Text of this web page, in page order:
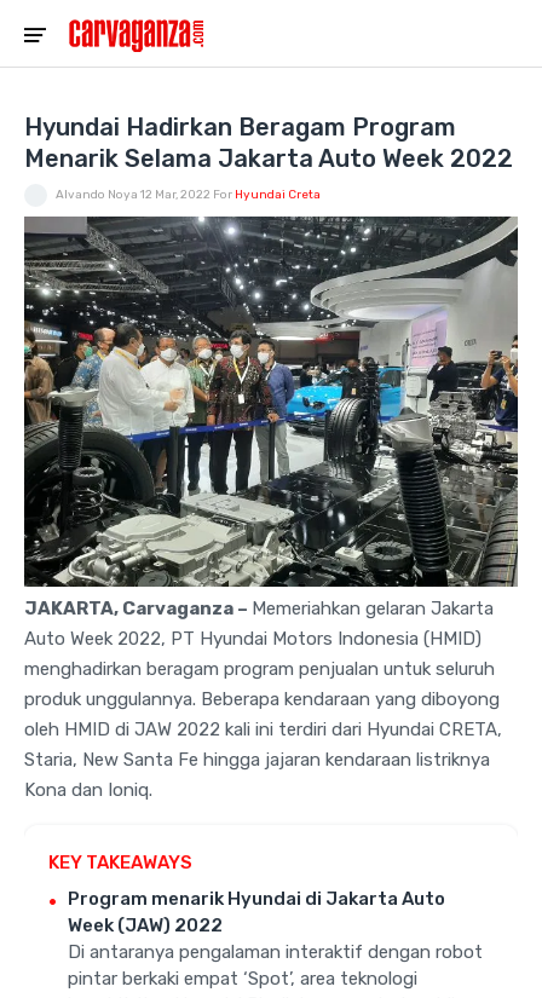
Hyundai Hadirkan Beragam Program
Menarik Selama Jakarta Auto Week 2022
Alvando Noya 12 Mar, 2022 For Hyundai Creta
JAKARTA, Carvaganza – Memeriahkan gelaran Jakarta
Auto Week 2022, PT Hyundai Motors Indonesia (HMID)
menghadirkan beragam program penjualan untuk seluruh
produk unggulannya. Beberapa kendaraan yang diboyong
oleh HMID di JAW 2022 kali ini terdiri dari Hyundai CRETA,
Staria, New Santa Fe hingga jajaran kendaraan listriknya
Kona dan Ioniq.
KEY TAKEAWAYS
Program menarik Hyundai di Jakarta Auto
Week (JAW) 2022
Di antaranya pengalaman interaktif dengan robot
pintar berkaki empat ‘Spot’, area teknologi